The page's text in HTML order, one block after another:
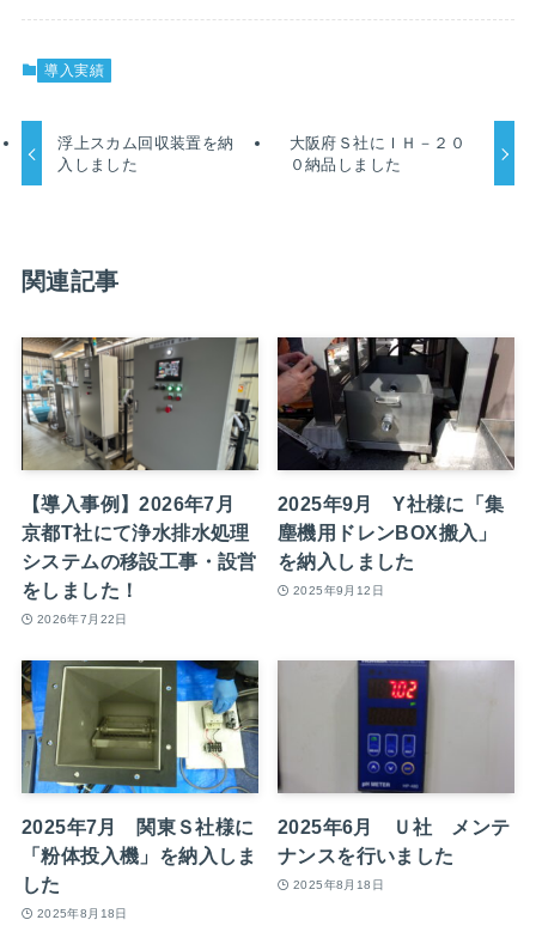
導入実績
浮上スカム回収装置を納
入しました
大阪府Ｓ社にＩＨ－２０
０納品しました
関連記事
【導入事例】2026年7月
京都T社にて浄水排水処理
システムの移設工事・設営
をしました！
2026年7月22日
2025年9月 Y社様に「集
塵機用ドレンBOX搬入」
を納入しました
2025年9月12日
2025年7月 関東Ｓ社様に
「粉体投入機」を納入しま
した
2025年8月18日
2025年6月 Ｕ社 メンテ
ナンスを行いました
2025年8月18日